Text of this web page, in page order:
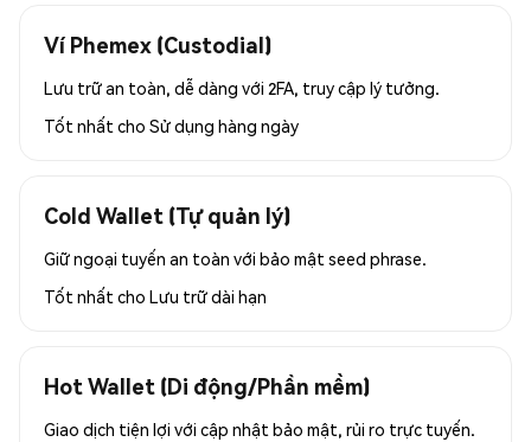
Ví Phemex (Custodial)
Lưu trữ an toàn, dễ dàng với 2FA, truy cập lý tưởng.
Tốt nhất cho Sử dụng hàng ngày
Cold Wallet (Tự quản lý)
Giữ ngoại tuyến an toàn với bảo mật seed phrase.
Tốt nhất cho Lưu trữ dài hạn
Hot Wallet (Di động/Phần mềm)
Giao dịch tiện lợi với cập nhật bảo mật, rủi ro trực tuyến.